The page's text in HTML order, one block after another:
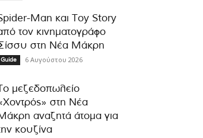
Man και Toy Story
τον κινηματογράφο
στη Νέα Μάκρη
Guide 6 Αυγούστου 2026
μεζεδοπωλείο
στη Νέα
αναζητά άτομα για
κουζίνα